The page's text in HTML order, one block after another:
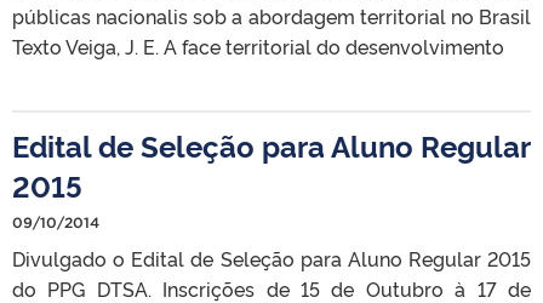
públicas nacionalis sob a abordagem territorial no Brasil
Texto Veiga, J. E. A face territorial do desenvolvimento
Edital de Seleção para Aluno Regular
2015
09/10/2014
Divulgado o Edital de Seleção para Aluno Regular 2015
do PPG DTSA. Inscrições de 15 de Outubro à 17 de